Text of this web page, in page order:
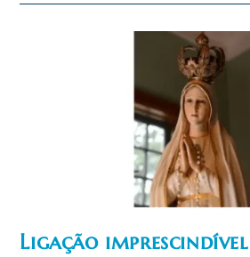
Espírito
Reparação
Ligação